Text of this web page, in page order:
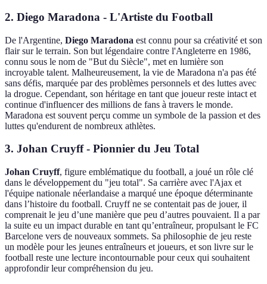
2. Diego Maradona - L'Artiste du Football
De l'Argentine, Diego Maradona est connu pour sa créativité et son
flair sur le terrain. Son but légendaire contre l'Angleterre en 1986,
connu sous le nom de "But du Siècle", met en lumière son
incroyable talent. Malheureusement, la vie de Maradona n'a pas été
sans défis, marquée par des problèmes personnels et des luttes avec
la drogue. Cependant, son héritage en tant que joueur reste intact et
continue d'influencer des millions de fans à travers le monde.
Maradona est souvent perçu comme un symbole de la passion et des
luttes qu'endurent de nombreux athlètes.
3. Johan Cruyff - Pionnier du Jeu Total
Johan Cruyff, figure emblématique du football, a joué un rôle clé
dans le développement du "jeu total". Sa carrière avec l'Ajax et
l'équipe nationale néerlandaise a marqué une époque déterminante
dans l’histoire du football. Cruyff ne se contentait pas de jouer, il
comprenait le jeu d’une manière que peu d’autres pouvaient. Il a par
la suite eu un impact durable en tant qu’entraîneur, propulsant le FC
Barcelone vers de nouveaux sommets. Sa philosophie de jeu reste
un modèle pour les jeunes entraîneurs et joueurs, et son livre sur le
football reste une lecture incontournable pour ceux qui souhaitent
approfondir leur compréhension du jeu.